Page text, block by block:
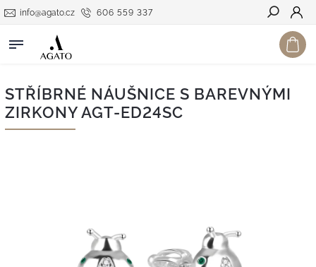
606 559 337
info@agato.cz
Hledat
STŘÍBRNÉ NÁUŠNICE S BAREVNÝMI
ZIRKONY AGT-ED24SC